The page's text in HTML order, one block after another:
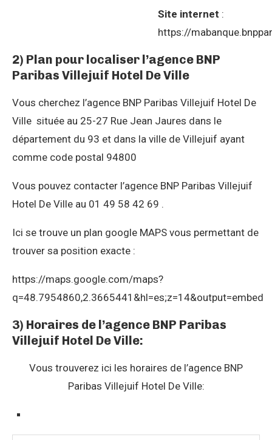
Site internet :
https://
2) Plan pour localiser l’agence BNP
Paribas Villejuif Hotel De Ville
Vous cherchez l’agence BNP Paribas Villejuif Hotel De
Ville située au 25-27 Rue Jean Jaures dans le
département du 93 et dans la ville de Villejuif ayant
comme code postal 94800
Vous pouvez contacter l’agence BNP Paribas Villejuif
Hotel De Ville au 01 49 58 42 69 .
Ici se trouve un plan google MAPS vous permettant de
trouver sa position exacte :
https://maps.google.com/maps?
q=48.7954860,2.3665441&hl=es;z=14&output=embed
3) Horaires de l’agence BNP Paribas
Villejuif Hotel De Ville:
Vous trouverez ici les horaires de l’agence BNP
Paribas Villejuif Hotel De Ville: